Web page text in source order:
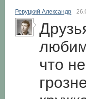
Ревуцкий Александр
что